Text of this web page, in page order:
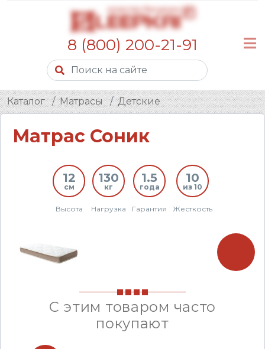
8 (800) 200-21-91
Каталог Матрасы Детские
Матрас Соник
12
см
Высота
130
кг
Нагрузка
1.5
года
Гарантия
10
из 10
Жесткость
С этим товаром часто
покупают